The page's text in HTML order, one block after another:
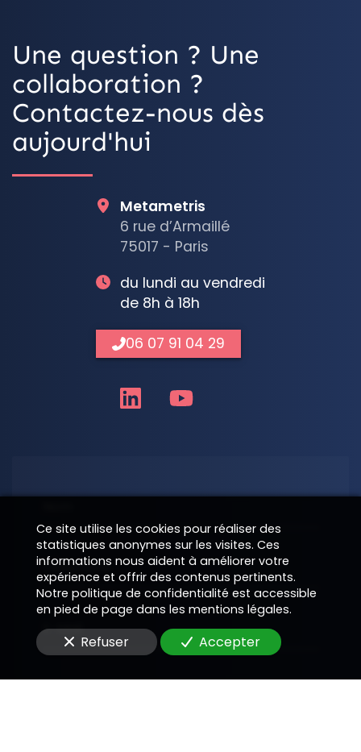
Une question ? Une
collaboration ?
Contactez-nous dès
aujourd'hui
Téléphone
E-Mail
Metametris
6 rue d’Armaillé
75017 - Paris
du lundi au vendredi
de 8h à 18h
06 07 91 04 29
Ce site utilise les cookies pour réaliser des
statistiques anonymes sur les visites. Ces
informations nous aident à améliorer votre
expérience et offrir des contenus pertinents.
Notre politique de confidentialité est accessible
en pied de page dans les mentions légales.
Refuser Accepter